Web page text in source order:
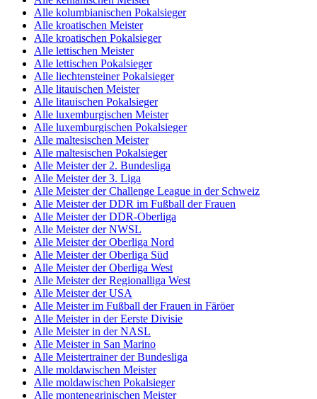
Alle kolumbianischen Pokalsieger
Alle kroatischen Meister
Alle kroatischen Pokalsieger
Alle lettischen Meister
Alle lettischen Pokalsieger
Alle liechtensteiner Pokalsieger
Alle litauischen Meister
Alle litauischen Pokalsieger
Alle luxemburgischen Meister
Alle luxemburgischen Pokalsieger
Alle maltesischen Meister
Alle maltesischen Pokalsieger
Alle Meister der 2. Bundesliga
Alle Meister der 3. Liga
Alle Meister der Challenge League in der Schweiz
Alle Meister der DDR im Fußball der Frauen
Alle Meister der DDR-Oberliga
Alle Meister der NWSL
Alle Meister der Oberliga Nord
Alle Meister der Oberliga Süd
Alle Meister der Oberliga West
Alle Meister der Regionalliga West
Alle Meister der USA
Alle Meister im Fußball der Frauen in Färöer
Alle Meister in der Eerste Divisie
Alle Meister in der NASL
Alle Meister in San Marino
Alle Meistertrainer der Bundesliga
Alle moldawischen Meister
Alle moldawischen Pokalsieger
Alle montenegrinischen Meister